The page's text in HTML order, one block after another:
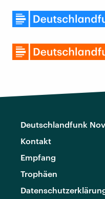
Deutschlandfunk
Kontakt
Empfang
Trophäen